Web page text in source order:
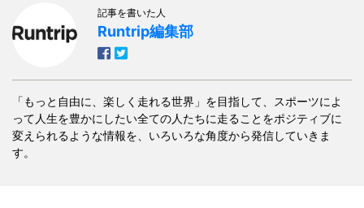
記事を書いた人
Runtrip編集部
「もっと自由に、楽しく走れる世界」を目指して、スポーツによ
って人生を豊かにしたい全ての人たちに走ることをポジティブに
変えられるような情報を、いろいろな角度から発信していきま
す。